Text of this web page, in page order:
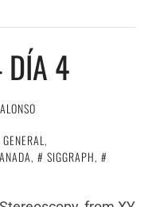
DÍA 4
GENERAL,
, SIGGRAPH,